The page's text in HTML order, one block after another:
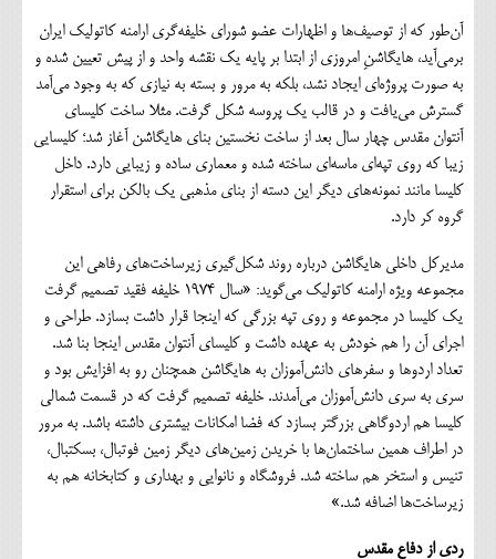
آن‌طور که از توصیف‌ها و اظهارات عضو شورای خلیفه‌گری ارامنه کاتولیک ایران
برمی‌آید، هایگاشنِ امروزی از ابتدا بر پایه یک نقشه واحد و از پیش تعیین شده و
به صورت پروژه‌ای ایجاد نشد، بلکه به مرور و بسته به نیازی که به وجود می‌آمد
گسترش می‌یافت و در قالب یک پروسه شکل گرفت. مثلا ساخت کلیسای
آنتوان مقدس چهار سال بعد از ساخت نخستین بنای هایگاشن آغاز شد؛ کلیسایی
زیبا که روی تپه‌ای ماسه‌ای ساخته شده و معماری ساده و زیبایی دارد. داخل
کلیسا مانند نمونه‌های دیگر این دسته از بنای مذهبی یک بالکن برای استقرار
گروه کر دارد.
مدیرکل داخلی هایگاشن درباره روند شکل‌گیری زیرساخت‌های رفاهی این
مجموعه ویژه ارامنه کاتولیک می‌گوید: «سال ۱۹۷۴ خلیفه فقید تصمیم‌ گرفت
یک کلیسا در مجموعه و روی تپه بزرگی که اینجا قرار داشت بسازد. طراحی و
اجرای آن را هم خودش به عهده داشت و کلیسای آنتوان مقدس اینجا بنا شد.
تعداد اردوها و سفرهای دانش‌آموزان به هایگاشن همچنان رو به افزایش بود و
سری به سری دانش‌آموزان می‌آمدند. خلیفه تصمیم گرفت که در قسمت شمالی
کلیسا هم اردوگاهی بزرگتر بسازد که فضا امکانات بیشتری داشته باشد. به مرور
در اطراف همین ساختمان‌ها با خریدن زمین‌های دیگر زمین فوتبال، بسکتبال،
تنیس و استخر هم ساخته شد. فروشگاه و نانوایی و بهداری و کتابخانه هم به
زیرساخت‌ها اضافه شد.»
ردی از دفاع مقدس